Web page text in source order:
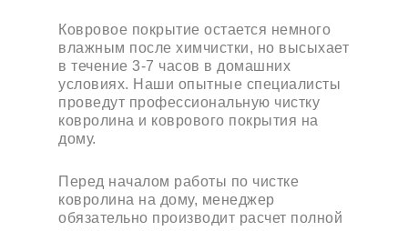
Ковровое покрытие остается немного
влажным после химчистки, но высыхает
в течение 3-7 часов в домашних
условиях. Наши опытные специалисты
проведут профессиональную чистку
ковролина и коврового покрытия на
дому.
Перед началом работы по чистке
ковролина на дому, менеджер
обязательно производит расчет полной